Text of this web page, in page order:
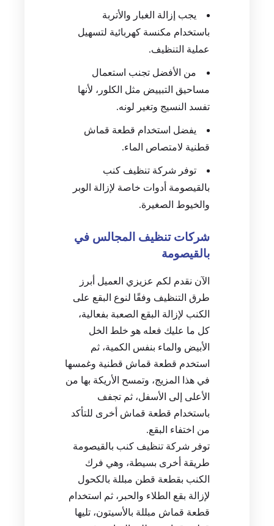
يجب إزالة الغبار والأتربة
باستخدام مكنسة كهربائية لتسهيل
عملية التنظيف.
من الأفضل تجنب استعمال
مساحيق التبييض مثل الكلور، لأنها
تفسد النسيج وتغير لونه.
يفضل استخدام قطعة قماش
قطنية لامتصاص الماء.
توفر شركة تنظيف كنب
بالقيصومة أدوات خاصة لإزالة الوبر
والخيوط الصغيرة.
شركات تنظيف المجالس في
بالقيصومة
الآن نقدم لكم عزيزي العميل أبرز
طرق التنظيف وفقًا لنوع البقع على
الكنب لإزالة البقع الصعبة بفعالية،
كل ما عليك فعله هو خلط الخل
الأبيض والماء بنفس الكمية، ثم
استخدم قطعة قماش قطنية وغمسها
في هذا المزيج، وتمسح الأريكة بها من
الأعلى إلى الأسفل، ثم تجفف
باستخدام قطعة قماش أخرى للتأكد
من اختفاء البقع.
توفر شركة تنظيف كنب بالقيصومة
طريقة أخرى بسيطة، وهي فرك
الكنب بقطعة قطن مبللة بالكحول
لإزالة بقع الطلاء والحبر، ثم استخدام
قطعة قماش مبللة بالأسيتون، تليها